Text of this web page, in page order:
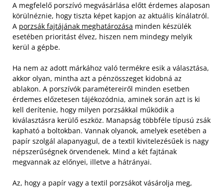
A megfelelő porszívó megvásárlása előtt érdemes alaposan
körülnéznie, hogy tiszta képet kapjon az aktuális kínálatról.
A porzsák fajtájának meghatározása minden készülék
esetében prioritást élvez, hiszen nem mindegy melyik
kerül a gépbe.
Ha nem az adott márkához való termékre esik a választása,
akkor olyan, mintha azt a pénzösszeget kidobná az
ablakon. A porszívók paramétereiről minden esetben
érdemes előzetesen tájékozódnia, aminek során azt is ki
kell derítenie, hogy milyen porzsákkal működik a
kiválasztásra kerülő eszköz. Manapság többféle típusú zsák
kapható a boltokban. Vannak olyanok, amelyek esetében a
papír szolgál alapanyagul, de a textil kivitelezésűek is nagy
népszerűségnek örvendenek. Mind a két fajtának
megvannak az előnyei, illetve a hátrányai.
Az, hogy a papír vagy a textil porzsákot vásárolja meg,